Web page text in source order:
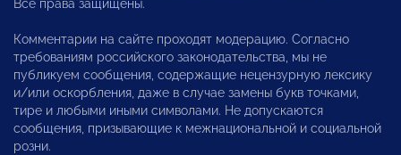
Все права защищены.
Комментарии на сайте проходят модерацию. Согласно
требованиям российского законодательства, мы не
публикуем сообщения, содержащие нецензурную лексику
и/или оскорбления, даже в случае замены букв точками,
тире и любыми иными символами. Не допускаются
сообщения, призывающие к межнациональной и социальной
розни.